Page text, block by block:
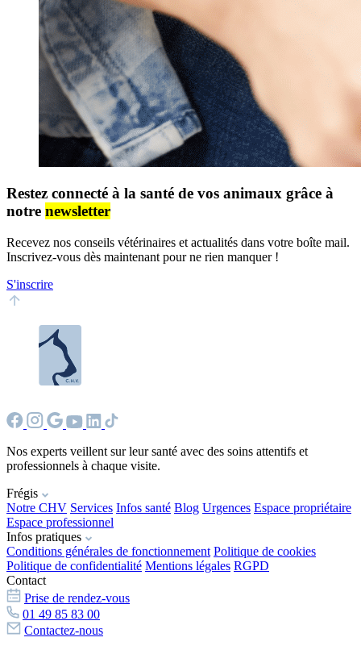
Restez connecté à la santé de vos animaux grâce à
notre newsletter
Recevez nos conseils vétérinaires et actualités dans votre boîte mail.
Inscrivez-vous dès maintenant pour ne rien manquer !
S'inscrire
Nos experts veillent sur leur santé avec des soins attentifs et
professionnels à chaque visite.
Frégis
Notre CHV Services Infos santé Blog Urgences Espace propriétaire
Espace professionnel
Infos pratiques
Conditions générales de fonctionnement Politique de cookies
Politique de confidentialité Mentions légales RGPD
Contact
Prise de rendez-vous
01 49 85 83 00
Contactez-nous